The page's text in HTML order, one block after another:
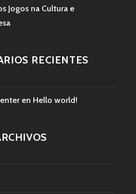
Jogos na Cultura e
RECIENTES
en Hello world!